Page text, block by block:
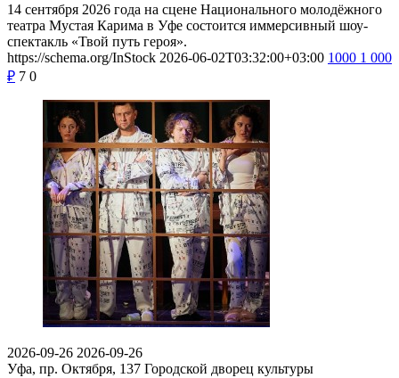
14 сентября 2026 года на сцене Национального молодёжного
театра Мустая Карима в Уфе состоится иммерсивный шоу-
спектакль «Твой путь героя».
https://schema.org/InStock 2026-06-02T03:32:00+03:00 1000 1 000
₽ 7 0
2026-09-26 2026-09-26
Уфа, пр. Октября, 137 Городской дворец культуры